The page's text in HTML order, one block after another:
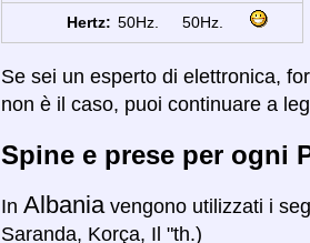
Hertz: 50Hz. 50Hz.
Se sei un esperto di elettronica,
non è il caso, puoi continuare a
Spine e prese per ogni
In Albania vengono utilizzati i
Saranda, Korça, Il "th.)